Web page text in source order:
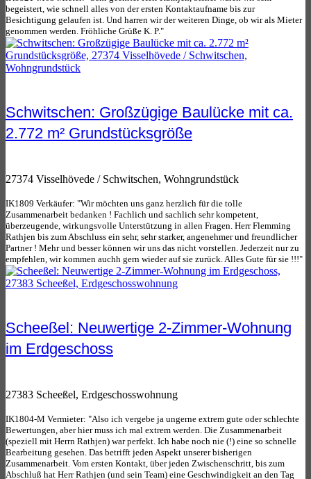
begeistert, wie schnell alles von der ersten Kontaktaufname bis zur
Besichtigung gelaufen ist. Und harren wir der weiteren Dinge, ob wir als Mieter
genommen werden. Fröhliche Grüße K. P."
Schwitschen: Großzügige Baulücke mit ca.
2.772 m² Grundstücksgröße
27374 Visselhövede / Schwitschen, Wohngrundstück
IK1809 Verkäufer: "Wir möchten uns ganz herzlich für die tolle
Zusammenarbeit bedanken ! Fachlich und sachlich sehr kompetent,
überzeugende, wirkungsvolle Unterstützung in allen Fragen. Herr Flemming
Rathjen bis zum Abschluss ein sehr, sehr starker, angenehmer und freundlicher
Partner ! Mehr und besser können wir uns das nicht vorstellen. Jederzeit nur zu
empfehlen, wir kommen auchh gern wieder auf sie zurück. Alles Gute für sie !!!"
Scheeßel: Neuwertige 2-Zimmer-Wohnung
im Erdgeschoss
27383 Scheeßel, Erdgeschosswohnung
IK1804-M Vermieter: "Also ich vergebe ja ungerne extrem gute oder schlechte
Bewertungen, aber hier muss ich mal extrem werden. Die Zusammenarbeit
(speziell mit Herrn Rathjen) war perfekt. Ich habe noch nie (!) eine so schnelle
Bearbeitung gesehen. Das betrifft jeden Aspekt unserer bisherigen
Zusammenarbeit. Vom ersten Kontakt, über jeden Zwischenschritt, bis zum
Abschluß hat Herr Rathjen (und sein Team) eine Geschwindigkeit an den Tag